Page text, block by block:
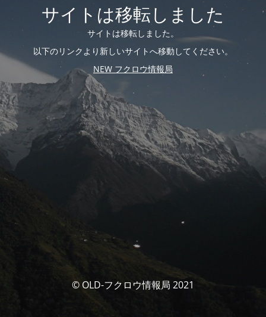
サイトは移転しました
サイトは移転しました。
以下のリンクより新しいサイトへ移動してください。
NEW フクロウ情報局
© OLD-フクロウ情報局 2021